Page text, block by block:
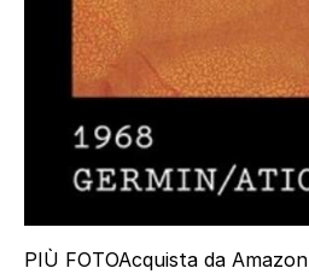
PIÙ FOTOAcquista da Amazon